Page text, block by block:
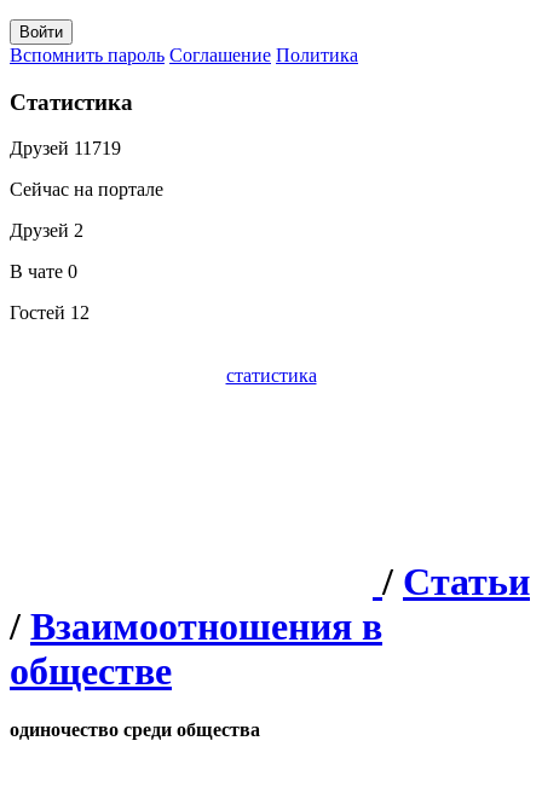
Вспомнить пароль Соглашение Политика
Статистика
Друзей 11719
Сейчас на портале
Друзей 2
В чате 0
Гостей 12
статистика
/ Статьи
/ Взаимоотношения в
обществе
одиночество среди общества